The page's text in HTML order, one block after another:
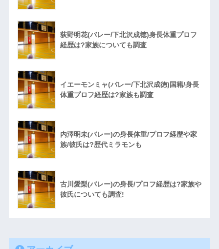
荻野明花(バレー/下北沢成徳)身長体重プロフ
経歴は?家族についても調査
イエーモンミャ(バレー/下北沢成徳)国籍/身長
体重プロフ経歴は?家族も調査
内澤明未(バレー)の身長体重/プロフ経歴や家
族/彼氏は?歴代ミラモンも
古川愛梨(バレー)の身長/プロフ経歴は?家族や
彼氏についても調査!